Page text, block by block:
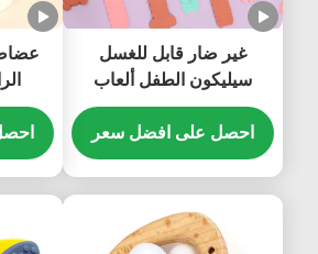
غير ضار قابل للغسل
سيليكون الطفل ألعاب
سيليكون غير سامة عملية
احصل على افضل سعر